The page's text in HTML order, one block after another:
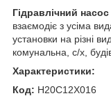
Гідравлічний
взаємодіє з усіма
установки на різні
комунальна, с/х,
Характеристики:
Код: H20C12X016